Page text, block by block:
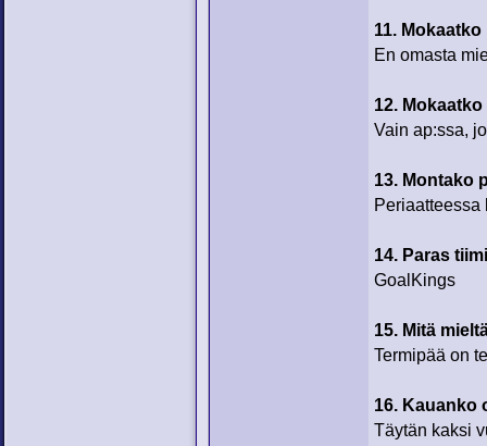
11.
En omasta
12.
Vain ap:ssa,
13. Montako
Periaatteessa
14. Paras
GoalKings
15. Mitä
Termipää on
16. Kauanko
Täytän kaksi